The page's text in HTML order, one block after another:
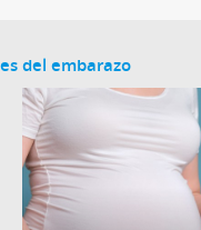
del embarazo